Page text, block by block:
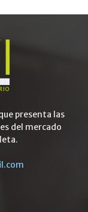
presenta las
del mercado